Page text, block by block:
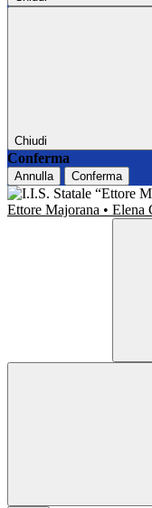
Chiudi
Conferma
Annulla Conferma
Ettore Majorana • Elena